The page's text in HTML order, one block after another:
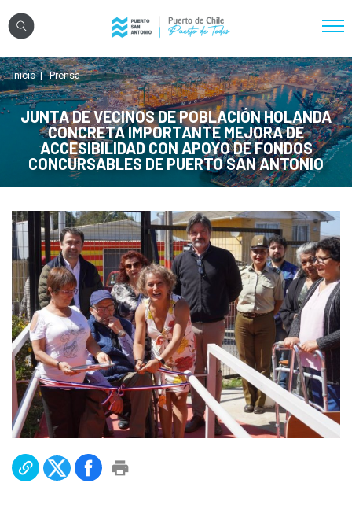
Nosotros
Sistema Portuario
Sostenibilidad
Puerto Exterior
Transparencia
Registro Proveedores
Licitaciones
Reglamentos
Plan Maestro
Prensa
Denuncias
Contáctenos
Inicio Prensa
JUNTA DE VECINOS DE POBLACIÓN HOLANDA
CONCRETA IMPORTANTE MEJORA DE
ACCESIBILIDAD CON APOYO DE FONDOS
CONCURSABLES DE PUERTO SAN ANTONIO